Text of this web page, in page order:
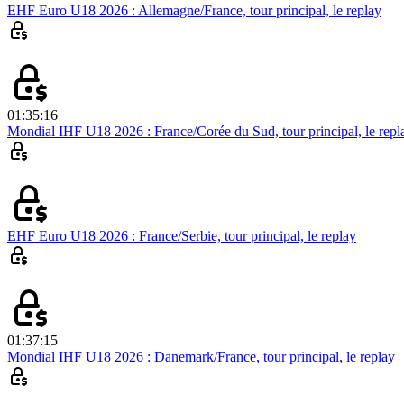
EHF Euro U18 2026 : Allemagne/France, tour principal, le replay
01:35:16
Mondial IHF U18 2026 : France/Corée du Sud, tour principal, le
EHF Euro U18 2026 : France/Serbie, tour principal, le replay
01:37:15
Mondial IHF U18 2026 : Danemark/France, tour principal, le replay